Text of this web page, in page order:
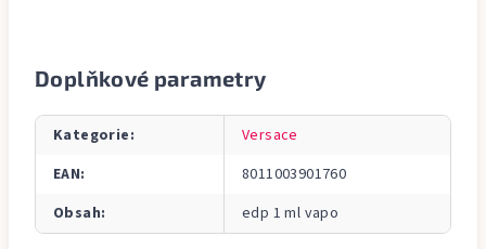
Doplňkové parametry
Kategorie:
Versace
EAN:
8011003901760
Obsah: edp 1 ml vapo